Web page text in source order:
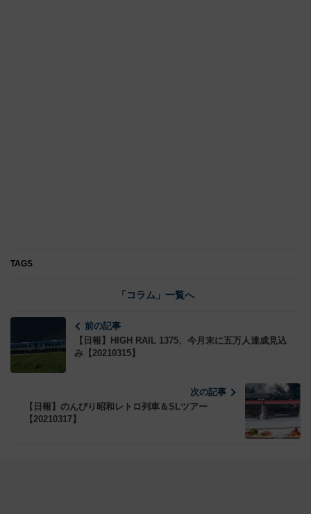
TAGS
「コラム」一覧へ
前の記事
【日報】HIGH RAIL 1375、今月末に五万人達成見込
み【20210315】
次の記事
【日報】のんびり昭和レトロ列車＆SLツアー
【20210317】